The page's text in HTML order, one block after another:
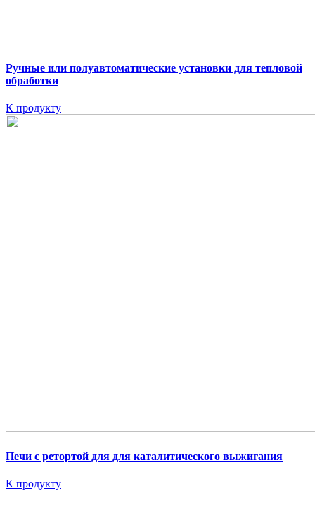
Ручные или полуавтоматические установки для тепловой
обработки
К продукту
Печи с ретортой для для каталитического выжигания
К продукту